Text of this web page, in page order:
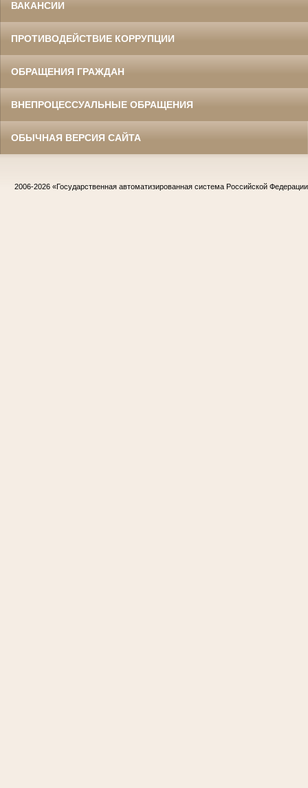
ВАКАНСИИ
ПРОТИВОДЕЙСТВИЕ КОРРУПЦИИ
ОБРАЩЕНИЯ ГРАЖДАН
ВНЕПРОЦЕССУАЛЬНЫЕ ОБРАЩЕНИЯ
ОБЫЧНАЯ ВЕРСИЯ САЙТА
2006-2026 «Государственная автоматизированная система Российской